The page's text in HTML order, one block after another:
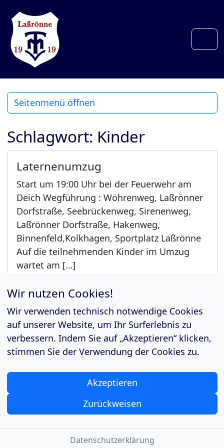
Schlagwort: Kinder
Laternenumzug
Start um 19:00 Uhr bei der Feuerwehr am
Deich Wegführung : Wöhrenweg, Laßrönner
Dorfstraße, Seebrückenweg, Sirenenweg,
Laßrönner Dorfstraße, Hakenweg,
Binnenfeld,Kolkhagen, Sportplatz Laßrönne
Auf die teilnehmenden Kinder im Umzug
wartet am […]
Weiterlesen »
Seitenmenü öffnen
Datenschutzerklärung
Impressum
©2026 MTV Laßrönne
Wir nutzen Cookies!
Wir verwenden technisch notwendige Cookies
auf unserer Website, um Ihr Surferlebnis zu
verbessern. Indem Sie auf „Akzeptieren“ klicken,
stimmen Sie der Verwendung der Cookies zu.
Akzeptieren
Zurückweisen
Datenschutzerklärung